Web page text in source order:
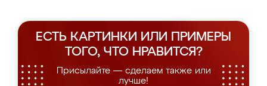
ЕСТЬ КАРТИНКИ ИЛИ ПРИМЕРЫ
ТОГО, ЧТО НРАВИТСЯ?
Присылайте — сделаем также или
лучше!